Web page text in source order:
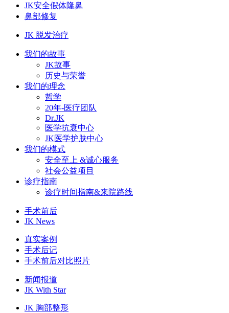
JK安全假体隆鼻
鼻部修复
JK 脱发治疗
我们的故事
JK故事
历史与荣誉
我们的理念
哲学
20年-医疗团队
Dr.JK
医学抗衰中心
JK医学护肤中心
我们的模式
安全至上 &诚心服务
社会公益项目
诊疗指南
诊疗时间指南&来院路线
手术前后
JK News
真实案例
手术后记
手术前后对比照片
新闻报道
JK With Star
JK 胸部整形